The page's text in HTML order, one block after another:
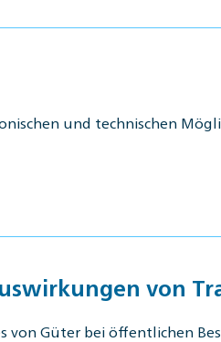
und technischen
von
Güter bei öffentlichen